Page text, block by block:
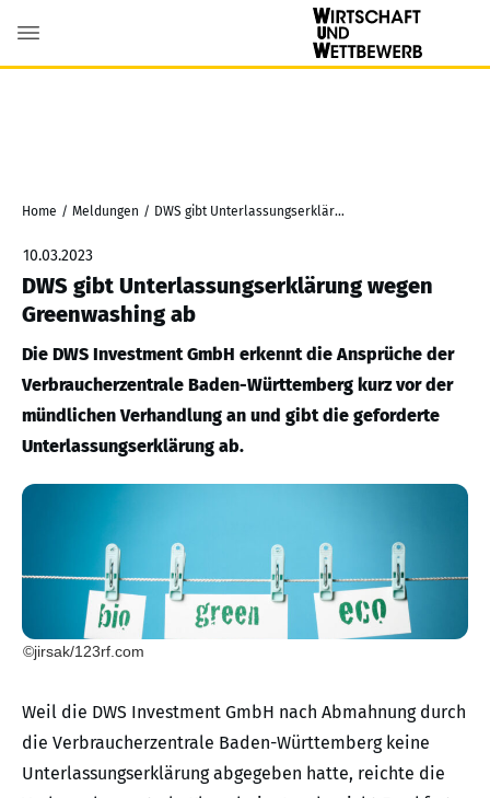
Home / Meldungen / DWS gibt Unterlassungserklärung wegen Greenwashing ab
10.03.2023
DWS gibt Unterlassungserklärung wegen
Greenwashing ab
Die DWS Investment GmbH erkennt die Ansprüche der
Verbraucherzentrale Baden-Württemberg kurz vor der
mündlichen Verhandlung an und gibt die geforderte
Unterlassungserklärung ab.
©jirsak/123rf.com
Weil die DWS Investment GmbH nach Abmahnung durch
die Verbraucherzentrale Baden-Württemberg keine
Unterlassungserklärung abgegeben hatte, reichte die